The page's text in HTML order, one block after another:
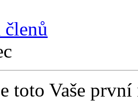
členů
toto Vaše